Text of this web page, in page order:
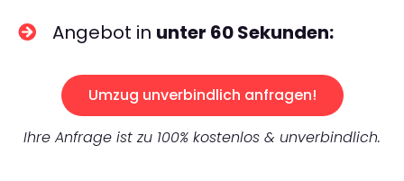
Angebot in unter 60 Sekunden:
Umzug unverbindlich anfragen!
Ihre Anfrage ist zu 100% kostenlos & unverbindlich.